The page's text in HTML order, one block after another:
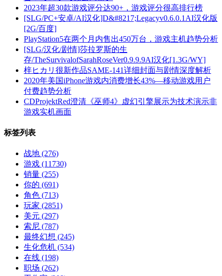
2023年超30款游戏评分达90+，游戏评分很高排行榜
[SLG/PC+安卓/AI汉化]D&#8217;Legacyv0.6.0.1AI汉化版
[2G/百度]
PlayStation5在两个月内售出450万台，游戏主机趋势分析
[SLG/汉化/剧情]莎拉罗斯的生
存/TheSurvivalofSarahRoseVer0.9.9.9AI汉化[1.3G/WY]
梓ヒカリ很新作品SAME-141详细封面与剧情深度解析
2020年美国iPhone游戏内消费增长43%—移动游戏用户
付费趋势分析
CDProjektRed澄清《巫师4》虚幻引擎展示为技术演示非
游戏实机画面
标签列表
战地 (276)
游戏 (11730)
销量 (255)
你的 (691)
角色 (713)
玩家 (2851)
美元 (297)
索尼 (787)
最终幻想 (245)
生化危机 (534)
在线 (198)
职场 (262)